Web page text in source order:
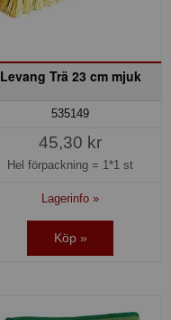
Levang Trä 23 cm mjuk
535149
45,30 kr
Hel förpackning = 1*1 st
Lagerinfo »
Köp »